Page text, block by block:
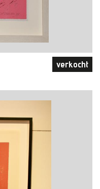
verkocht